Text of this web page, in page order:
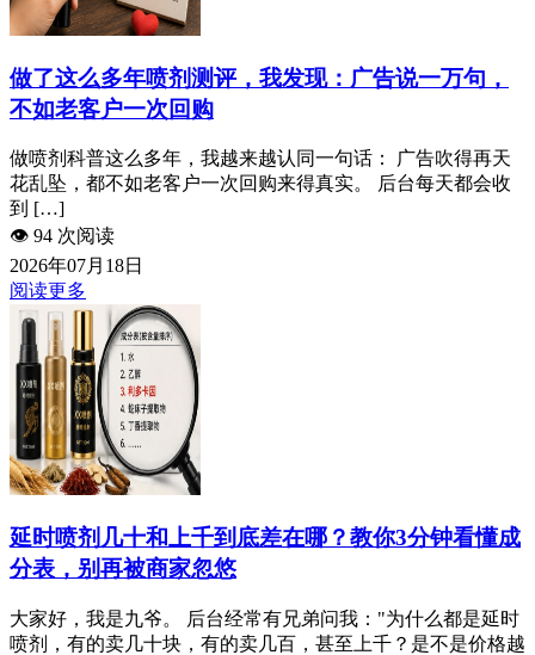
做了这么多年喷剂测评，我发现：广告说一万句，
不如老客户一次回购
做喷剂科普这么多年，我越来越认同一句话： 广告吹得再天
花乱坠，都不如老客户一次回购来得真实。 后台每天都会收
到 […]
👁️ 94 次阅读
2026年07月18日
阅读更多
延时喷剂几十和上千到底差在哪？教你3分钟看懂成
分表，别再被商家忽悠
大家好，我是九爷。 后台经常有兄弟问我："为什么都是延时
喷剂，有的卖几十块，有的卖几百，甚至上千？是不是价格越